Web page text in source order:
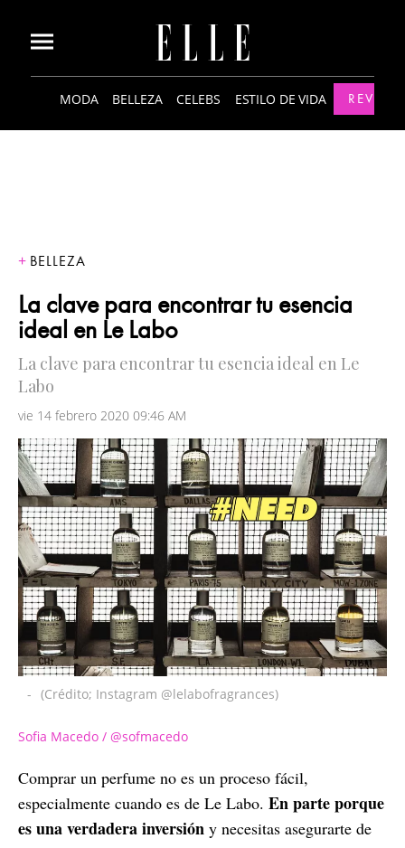
MODA BELLEZA CELEBS ESTILO DE VIDA
BELLEZA
La clave para encontrar tu esencia
ideal en Le Labo
La clave para encontrar tu esencia ideal en Le
Labo
vie 14 febrero 2020 09:46 AM
- (Crédito; Instagram @lelabofragrances)
Sofia Macedo / @sofmacedo
Comprar un perfume no es un proceso fácil,
especialmente cuando es de Le Labo. En parte porque
es una verdadera inversión y necesitas asegurarte de